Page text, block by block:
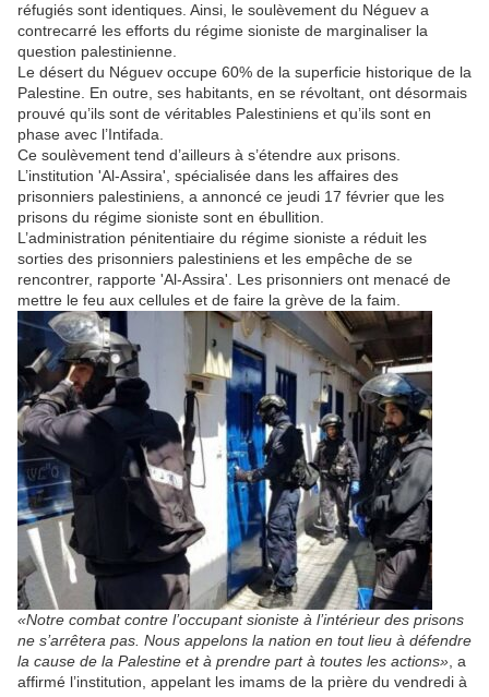
réfugiés sont identiques. Ainsi, le soulèvement du Néguev a
contrecarré les efforts du régime sioniste de marginaliser la
question palestinienne.
Le désert du Néguev occupe 60% de la superficie historique de la
Palestine. En outre, ses habitants, en se révoltant, ont désormais
prouvé qu’ils sont de véritables Palestiniens et qu’ils sont en
phase avec l’Intifada.
Ce soulèvement tend d’ailleurs à s’étendre aux prisons.
L’institution 'Al-Assira', spécialisée dans les affaires des
prisonniers palestiniens, a annoncé ce jeudi 17 février que les
prisons du régime sioniste sont en ébullition.
L’administration pénitentiaire du régime sioniste a réduit les
sorties des prisonniers palestiniens et les empêche de se
rencontrer, rapporte 'Al-Assira'. Les prisonniers ont menacé de
mettre le feu aux cellules et de faire la grève de la faim.
«Notre combat contre l’occupant sioniste à l’intérieur des prisons
ne s’arrêtera pas. Nous appelons la nation en tout lieu à défendre
la cause de la Palestine et à prendre part à toutes les actions» , a
affirmé l’institution, appelant les imams de la prière du vendredi à